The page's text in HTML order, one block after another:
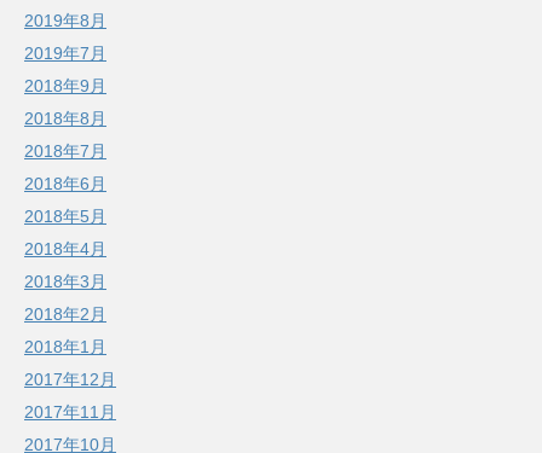
2019年8月
2019年7月
2018年9月
2018年8月
2018年7月
2018年6月
2018年5月
2018年4月
2018年3月
2018年2月
2018年1月
2017年12月
2017年11月
2017年10月